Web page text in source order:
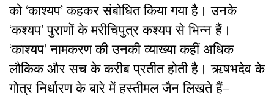
को ‘काश्यप’ कहकर संबोधित किया गया है। उनके
‘कश्यप’ पुराणों के मरीचिपुत्र कश्यप से भिन्न हैं।
‘काश्यप’ नामकरण की उनकी व्याख्या कहीं अधिक
लौकिक और सच के करीब प्रतीत होती है। ऋषभदेव के
गोत्र निर्धारण के बारे में हस्तीमल जैन लिखते हैं–